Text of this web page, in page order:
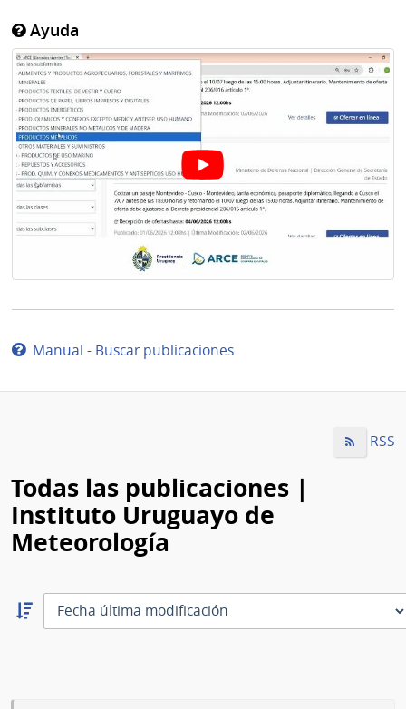
Ayuda
Manual - Buscar publicaciones
RSS
Todas las publicaciones |
Instituto Uruguayo de
Meteorología
Ordernar
descendente: